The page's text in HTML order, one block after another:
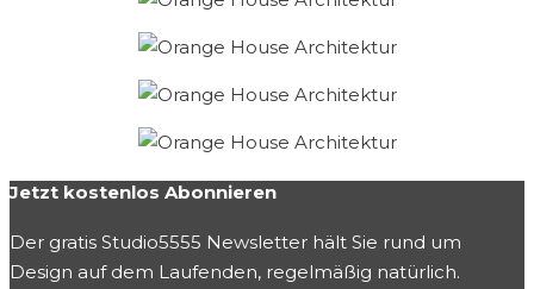
Jetzt kostenlos Abonnieren
Der gratis Studio5555 Newsletter hält Sie rund um
Design auf dem Laufenden, regelmäßig natürlich.